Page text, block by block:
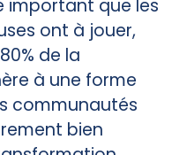
important que les
ont à jouer,
de la
à une forme
communautés
bien